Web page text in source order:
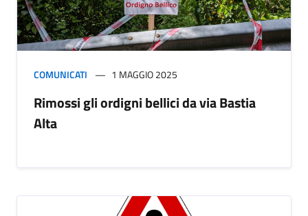
COMUNICATI 1 MAGGIO 2025
Rimossi gli ordigni bellici da via Bastia
Alta